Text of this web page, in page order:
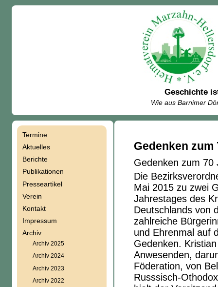
Geschichte
Wie aus Barnimer
Gedenken
Gedenken zum 70
Die
Mai 2015 zu zwei
Jahrestages des
Deutschlands von
zahlreiche
und Ehrenmal auf
Gedenken.
Anwesenden,
Föderation, von
Russsisch-
Termine
Aktuelles
Berichte
Publikationen
Presseartikel
Verein
Kontakt
Impressum
Archiv
Archiv 2025
Archiv 2024
Archiv 2023
Archiv 2022